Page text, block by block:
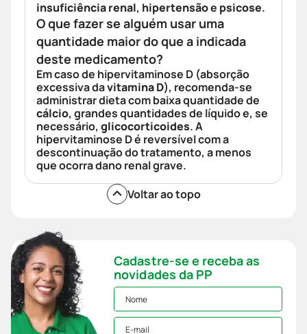
insuficiência renal, hipertensãoe psicose.
O que fazer se alguém usar uma
quantidade maior do que a indicada
deste medicamento?
Em caso de hipervitaminose D (absorção
excessiva davitamina D), recomenda-se
administrar dieta com baixa quantidade de
cálcio, grandes quantidades de líquido e, se
necessário, glicocorticoides. A
hipervitaminose D é reversível com a
descontinuação do tratamento, a menos
que ocorra dano renal grave.
Voltar ao topo
Cadastre-se e receba as
novidades da PP